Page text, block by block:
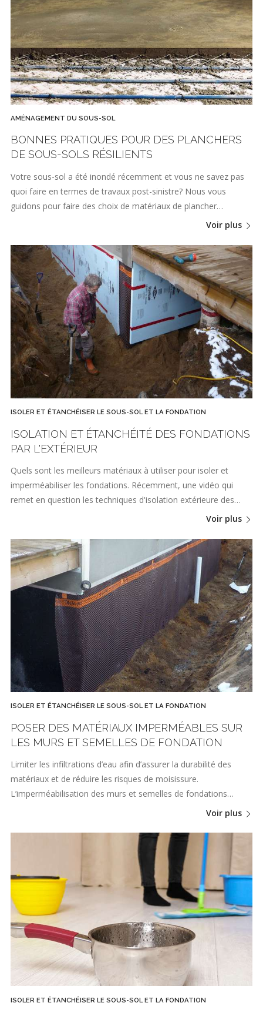
AMÉNAGEMENT DU SOUS-SOL
BONNES PRATIQUES POUR DES PLANCHERS
DE SOUS-SOLS RÉSILIENTS
Votre sous-sol a été inondé récemment et vous ne savez pas
quoi faire en termes de travaux post-sinistre? Nous vous
guidons pour faire des choix de matériaux de plancher…
Voir plus
ISOLER ET ÉTANCHÉISER LE SOUS-SOL ET LA FONDATION
ISOLATION ET ÉTANCHÉITÉ DES FONDATIONS
PAR L'EXTÉRIEUR
Quels sont les meilleurs matériaux à utiliser pour isoler et
imperméabiliser les fondations. Récemment, une vidéo qui
remet en question les techniques d'isolation extérieure des…
Voir plus
ISOLER ET ÉTANCHÉISER LE SOUS-SOL ET LA FONDATION
POSER DES MATÉRIAUX IMPERMÉABLES SUR
LES MURS ET SEMELLES DE FONDATION
Limiter les infiltrations d’eau afin d’assurer la durabilité des
matériaux et de réduire les risques de moisissure.
L’imperméabilisation des murs et semelles de fondations…
Voir plus
ISOLER ET ÉTANCHÉISER LE SOUS-SOL ET LA FONDATION